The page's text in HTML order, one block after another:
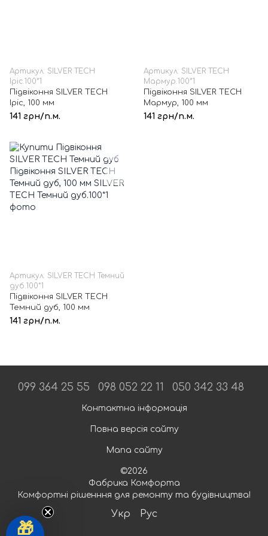
Артикул: SILVER TECH
Іріс.100*1
Підвіконня SILVER TECH
Іріс, 100 мм
141 грн/п.м.
Артикул: SILVER TECH
Мармур.100*1
Підвіконня SILVER TECH
Мармур, 100 мм
141 грн/п.м.
Артикул: SILVER TECH Темний
дуб.100*1
Підвіконня SILVER TECH
Темний дуб, 100 мм
141 грн/п.м.
099 364 25 55 098 052 22 11 050 342 33 48
Контактна інформація
Повна версія сайту
Мапа сайту
©2026
Фабрика Комфорта
Комфортні рішенння для ремонту та будівництва!
Укр Рус
🎁